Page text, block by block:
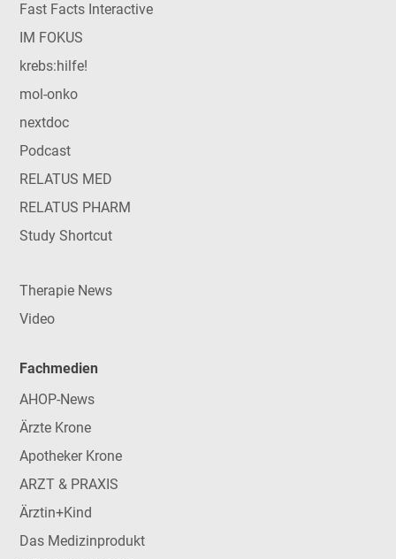
Fast Facts Interactive
IM FOKUS
krebs:hilfe!
mol-onko
nextdoc
Podcast
RELATUS MED
RELATUS PHARM
Study Shortcut
Therapie News
Video
Fachmedien
AHOP-News
Ärzte Krone
Apotheker Krone
ARZT & PRAXIS
Ärztin+Kind
Das Medizinprodukt